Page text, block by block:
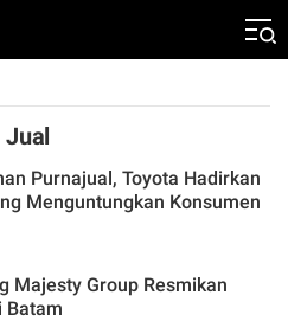
Jual
Purnajual, Toyota Hadirkan
Menguntungkan Konsumen
Majesty Group Resmikan
Batam